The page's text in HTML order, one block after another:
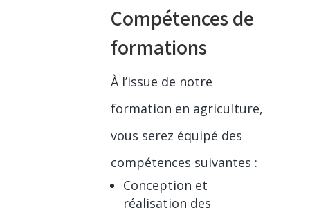
Compétences de
formations
À l’issue de notre
formation en agriculture,
vous serez équipé des
compétences suivantes :
Conception et
réalisation des